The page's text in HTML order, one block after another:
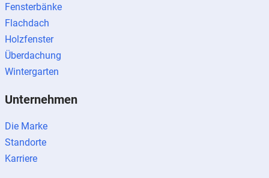
Fensterbänke
Flachdach
Holzfenster
Überdachung
Wintergarten
Unternehmen
Die Marke
Standorte
Karriere